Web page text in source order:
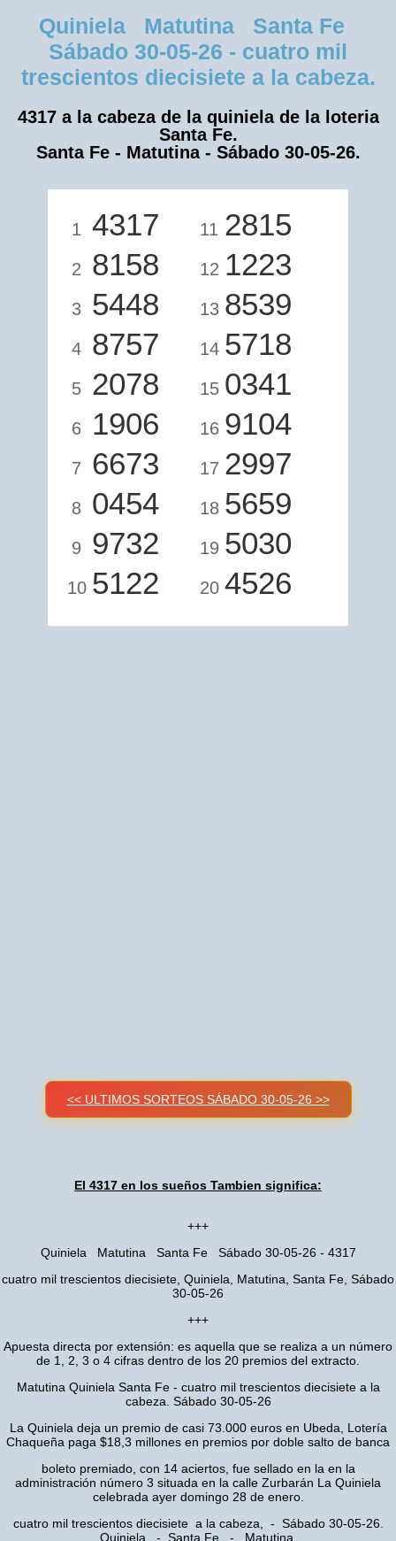
Quiniela Matutina Santa Fe
Sábado 30-05-26 - cuatro mil
trescientos diecisiete a la cabeza.
4317 a la cabeza de la quiniela de la loteria
Santa Fe.
Santa Fe - Matutina - Sábado 30-05-26.
1 4317
2 8158
3 5448
4 8757
5 2078
6 1906
7 6673
8 0454
9 9732
10 5122
11 2815
12 1223
13 8539
14 5718
15 0341
16 9104
17 2997
18 5659
19 5030
20 4526
<< ULTIMOS SORTEOS SÁBADO 30-05-26 >>
El 4317 en los sueños Tambien significa:
+++
Quiniela Matutina Santa Fe Sábado 30-05-26 - 4317
cuatro mil trescientos diecisiete, Quiniela, Matutina, Santa Fe, Sábado
30-05-26
+++
Apuesta directa por extensión: es aquella que se realiza a un número
de 1, 2, 3 o 4 cifras dentro de los 20 premios del extracto.
Matutina Quiniela Santa Fe - cuatro mil trescientos diecisiete a la
cabeza. Sábado 30-05-26
La Quiniela deja un premio de casi 73.000 euros en Ubeda, Lotería
Chaqueña paga $18,3 millones en premios por doble salto de banca
boleto premiado, con 14 aciertos, fue sellado en la en la
administración número 3 situada en la calle Zurbarán La Quiniela
celebrada ayer domingo 28 de enero.
cuatro mil trescientos diecisiete a la cabeza, - Sábado 30-05-26.
Quiniela - Santa Fe - Matutina.